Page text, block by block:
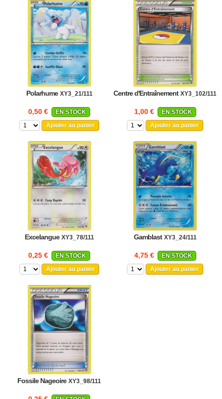
Polarhume XY3_21/111
0,50 €
EN STOCK
Ajouter au panier
Centre d'Entraînement XY3_102/111
1,00 €
EN STOCK
Ajouter au panier
Excelangue XY3_78/111
0,25 €
EN STOCK
Ajouter au panier
Gamblast XY3_24/111
4,75 €
EN STOCK
Ajouter au panier
Fossile Nageoire XY3_98/111